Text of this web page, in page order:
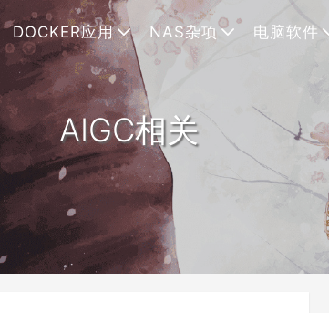
DOCKER应用 NAS杂项 电脑软件
AIGC相关